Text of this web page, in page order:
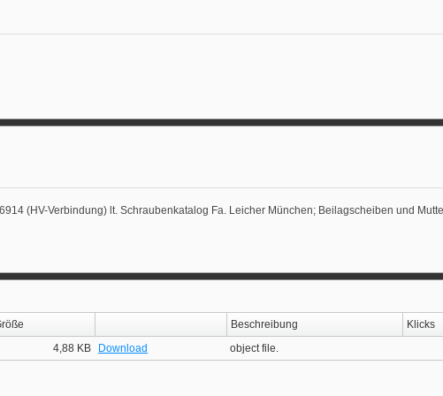
(HV-Verbindung) lt. Schraubenkatalog Fa. Leicher München; Beilagscheiben und
Beschreibung
Klicks
4,88 KB Download object file.